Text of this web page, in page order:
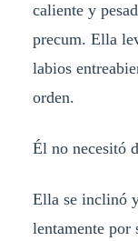
caliente y
precum. Ella
labios
orden.
Él no necesitó
Ella se inclinó
lentamente por